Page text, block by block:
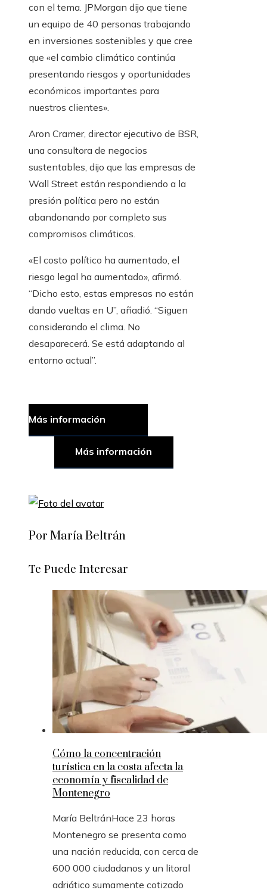
con el tema. JPMorgan dijo que tiene
un equipo de 40 personas trabajando
en inversiones sostenibles y que cree
que «el cambio climático continúa
presentando riesgos y oportunidades
económicos importantes para
nuestros clientes».
Aron Cramer, director ejecutivo de BSR,
una consultora de negocios
sustentables, dijo que las empresas de
Wall Street están respondiendo a la
presión política pero no están
abandonando por completo sus
compromisos climáticos.
«El costo político ha aumentado, el
riesgo legal ha aumentado», afirmó.
“Dicho esto, estas empresas no están
dando vueltas en U”, añadió. “Siguen
considerando el clima. No
desaparecerá. Se está adaptando al
entorno actual”.
Más información
Más información
Por María Beltrán
Te Puede Interesar
Cómo la concentración
turística en la costa afecta la
economía y fiscalidad de
Montenegro
María BeltránHace 23 horas
Montenegro se presenta como
una nación reducida, con cerca de
600 000 ciudadanos y un litoral
adriático sumamente cotizado